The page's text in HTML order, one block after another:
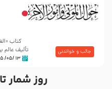
جالب و خواندنی
کتاب
تألیف
۱۳ /۰۵/ ۱۴۰۵
روز شمار